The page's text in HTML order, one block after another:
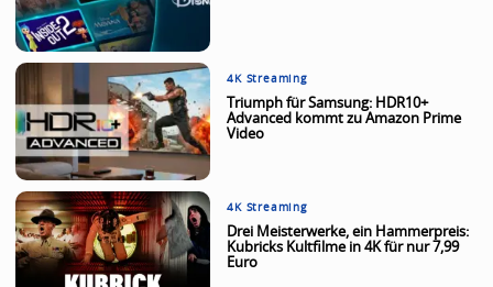
4K Streaming
Triumph für Samsung: HDR10+
Advanced kommt zu Amazon Prime
Video
4K Streaming
Drei Meisterwerke, ein Hammerpreis:
Kubricks Kultfilme in 4K für nur 7,99
Euro